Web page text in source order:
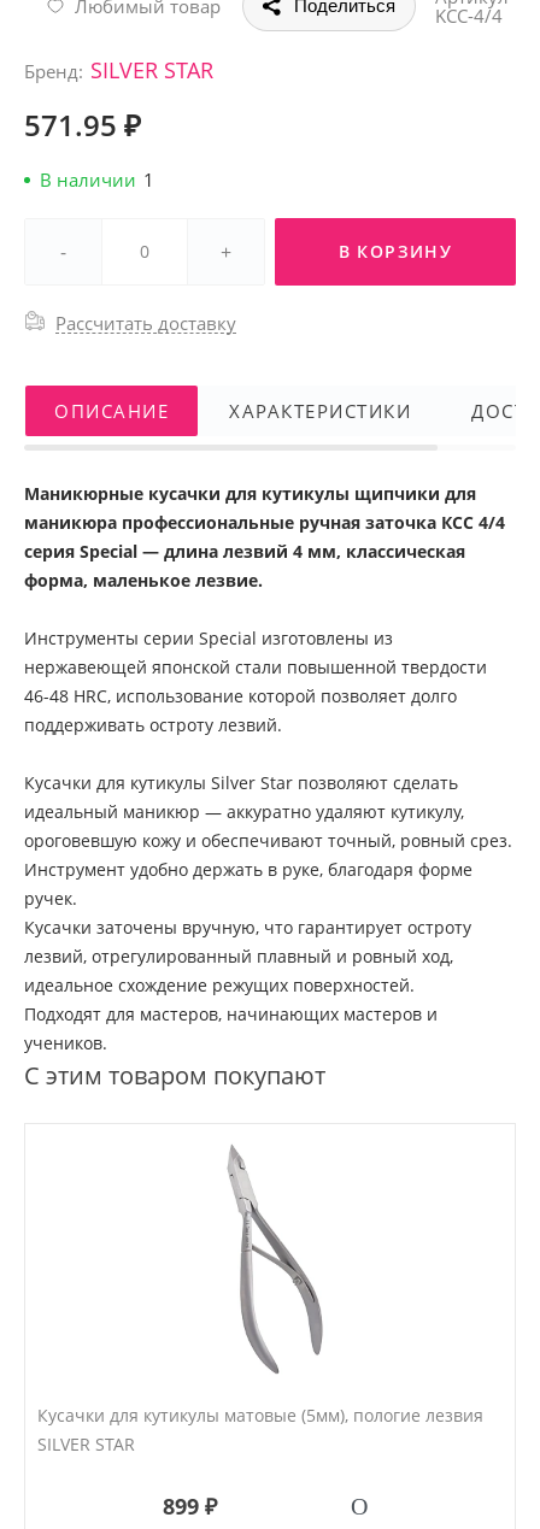
Любимый товар Поделиться
KCC-4/4
Бренд: SILVER STAR
571.95 ₽
В наличии 1
- + В КОРЗИНУ
Рассчитать доставку
ОПИСАНИЕ ХАРАКТЕРИСТИКИ
Маникюрные кусачки для кутикулы щипчики для
маникюра профессиональные ручная заточка КСС 4/4
серия Special — длина лезвий 4 мм, классическая
форма, маленькое лезвие.
Инструменты серии Special изготовлены из
нержавеющей японской стали повышенной твердости
46-48 HRC, использование которой позволяет долго
поддерживать остроту лезвий.
Кусачки для кутикулы Silver Star позволяют сделать
идеальный маникюр — аккуратно удаляют кутикулу,
ороговевшую кожу и обеспечивают точный, ровный срез.
Инструмент удобно держать в руке, благодаря форме
ручек.
Кусачки заточены вручную, что гарантирует остроту
лезвий, отрегулированный плавный и ровный ход,
идеальное схождение режущих поверхностей.
Подходят для мастеров, начинающих мастеров и
учеников.
С этим товаром покупают
Кусачки для кутикулы матовые (5мм), пологие лезвия
SILVER STAR
899 ₽